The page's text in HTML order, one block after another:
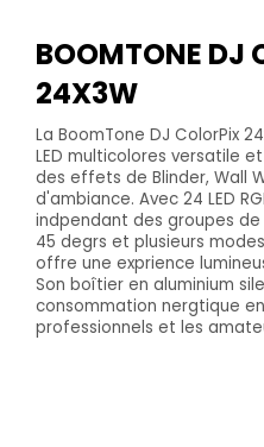
BOOMTONE DJ
24X3W
La BoomTone DJ ColorPix
LED multicolores versatile
des effets de Blinder, Wall
d'ambiance. Avec 24 LED
indpendant des groupes de
45 degrs et plusieurs
offre une exprience
Son boîtier en aluminium
consommation nergtique
professionnels et les